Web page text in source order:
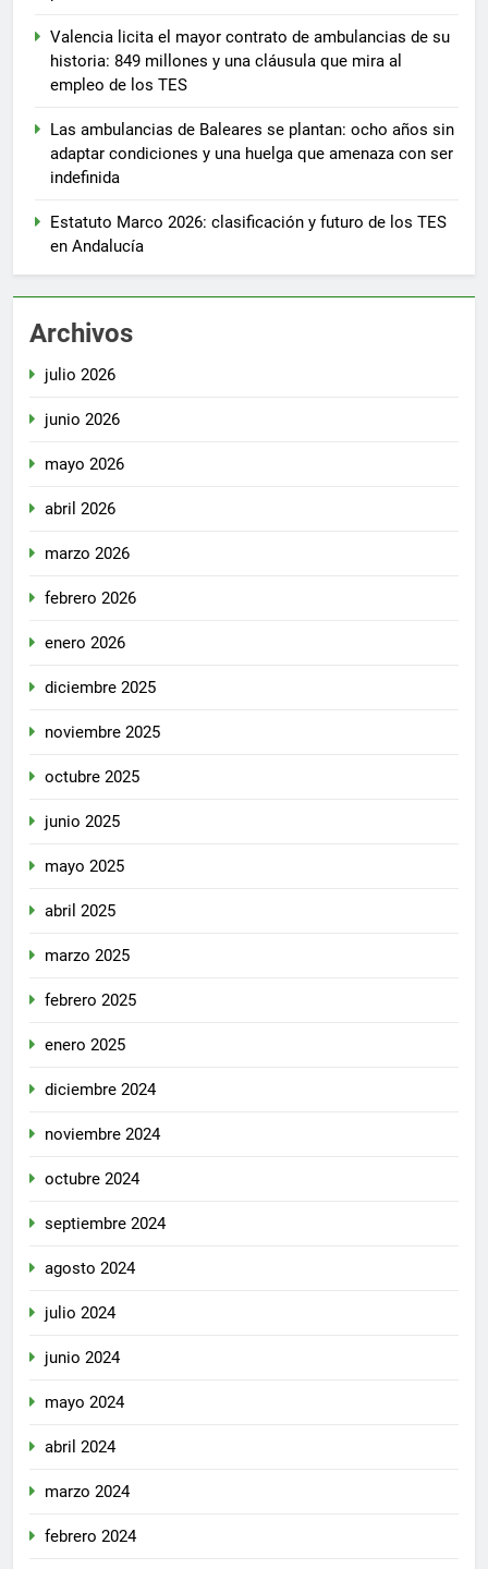
Valencia licita el mayor contrato de ambulancias de su
historia: 849 millones y una cláusula que mira al
empleo de los TES
Las ambulancias de Baleares se plantan: ocho años sin
adaptar condiciones y una huelga que amenaza con ser
indefinida
Estatuto Marco 2026: clasificación y futuro de los TES
en Andalucía
Archivos
julio 2026
junio 2026
mayo 2026
abril 2026
marzo 2026
febrero 2026
enero 2026
diciembre 2025
noviembre 2025
octubre 2025
junio 2025
mayo 2025
abril 2025
marzo 2025
febrero 2025
enero 2025
diciembre 2024
noviembre 2024
octubre 2024
septiembre 2024
agosto 2024
julio 2024
junio 2024
mayo 2024
abril 2024
marzo 2024
febrero 2024